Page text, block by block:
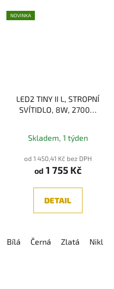
Kávová
NOVINKA
LED2 TINY II L, STROPNÍ
SVÍTIDLO, 8W, 2700K,
hodnocení
produktu
je
Skladem, 1 týden
od 1 450,41 Kč bez DPH
od 1 755 Kč
DETAIL
Bílá Černá Zlatá Nikl